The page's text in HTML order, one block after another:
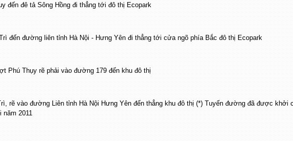
đến đê tả Sông Hồng đi thẳng tới đô thị Ecopark
đến đường liên tỉnh Hà Nội - Hưng Yên đi thẳng tới cửa ngõ phía Bắc đô thị Ecopark
Phú Thụy rẽ phải vào đường 179 đến khu đô thị
rẽ vào đường Liên tỉnh Hà Nội Hưng Yên đến thẳng khu đô thị (*) Tuyến đường đã được khởi
2011